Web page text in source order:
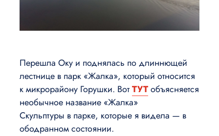
Перешла Оку и поднялась по длиннющей
лестнице в парк «Жалка», который относится
к микрорайону Горушки. ВотТУТобъясняется
необычное название «Жалка»
Скульптуры в парке, которые я видела — в
ободранном состоянии.